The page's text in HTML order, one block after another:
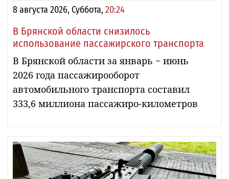
8 августа 2026, Суббота, 20:24
В Брянской области снизилось
использование пассажирского транспорта
В Брянской области за январь − июнь
2026 года пассажирооборот
автомобильного транспорта составил
333,6 миллиона пассажиро-километров